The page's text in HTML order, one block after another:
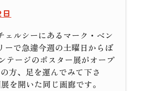
ェルシーにあるマーク・ベン
ーで急遽今週の土曜日からぼ
テージのポスター展がオープ
方、足を運んでみて下さ
を開いた同じ画廊です。